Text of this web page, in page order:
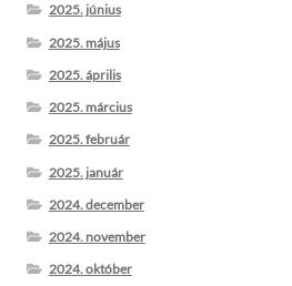
2025. június
2025. május
2025. április
2025. március
2025. február
2025. január
2024. december
2024. november
2024. október